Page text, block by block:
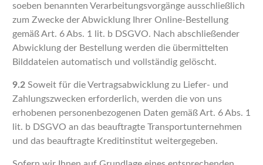
soeben benannten Verarbeitungsvorgänge ausschließlich
zum Zwecke der Abwicklung Ihrer Online-Bestellung
gemäß Art. 6 Abs. 1 lit. b DSGVO. Nach abschließender
Abwicklung der Bestellung werden die übermittelten
Bilddateien automatisch und vollständig gelöscht.
9.2Soweit für die Vertragsabwicklung zu Liefer- und
Zahlungszwecken erforderlich, werden die von uns
erhobenen personenbezogenen Daten gemäß Art. 6 Abs. 1
lit. b DSGVO an das beauftragte Transportunternehmen
und das beauftragte Kreditinstitut weitergegeben.